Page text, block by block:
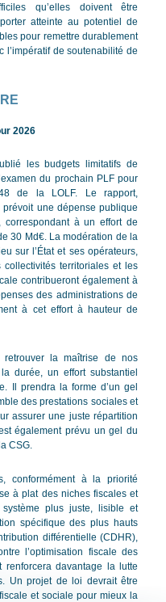
qu’elles doivent être
atteinte au potentiel de
pour remettre durablement
l’impératif de soutenabilité de
2026
les budgets limitatifs de
du prochain PLF pour
de la LOLF. Le rapport,
prévoit une dépense publique
à un effort de
30 Md€. La modération de la
sur l’État et ses opérateurs,
territoriales et les
contribueront également à
des administrations de
à cet effort à hauteur de
retrouver la maîtrise de nos
durée, un effort substantiel
Il prendra la forme d’un gel
des prestations sociales et
assurer une juste répartition
également prévu un gel du
CSG.
conformément à la priorité
à plat des niches fiscales et
plus juste, lisible et
spécifique des plus hauts
différentielle (CDHR),
l’optimisation fiscale des
renforcera davantage la lutte
Un projet de loi devrait être
et sociale pour mieux la